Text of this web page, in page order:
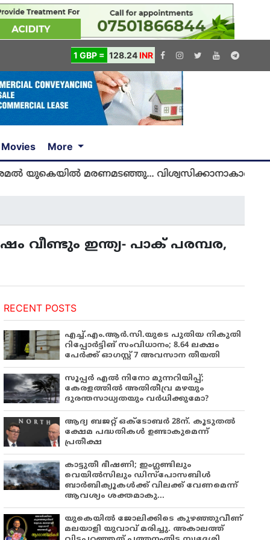
1 GBP = 128.24INR
Movies More
മരണമടഞ്ഞു... വിശ്വസിക്കാനാകാതെ യുകെ
വീണ്ടും ഇന്ത്യ- പാക് പരമ്പര,
RECENT POSTS
എച്ച്.എം.ആർ.സി.യുടെ പുതിയ നികുതി
റിപ്പോർട്ടിങ് സംവിധാനം; 8.64 ലക്ഷം
പേർക്ക് ഓഗസ്റ്റ് 7 അവസാന തീയതി
സൂപ്പർ എൽ നിനോ മുന്നറിയിപ്പ്;
കേരളത്തിൽ അതിതീവ്ര മഴയും
ദുരന്തസാധ്യതയും വർധിക്കുമോ?
ആദ്യ ബജറ്റ് ഒക്ടോബർ 28ന്. കൂടുതൽ
ക്ഷേമ പദ്ധതികൾ ഉണ്ടാകുമെന്ന്
പ്രതീക്ഷ
കാട്ടുതീ ഭീഷണി; ഇംഗ്ലണ്ടിലും
വെയിൽസിലും ഡിസ്പോസബിൾ
ബാർബിക്യൂകൾക്ക് വിലക്ക് വേണമെന്ന്
ആവശ്യം ശക്തമാകു...
യുകെയിൽ ജോലിക്കിടെ കുഴഞ്ഞുവീണ്
മലയാളി യുവാവ് മരിച്ചു. അകാലത്ത്